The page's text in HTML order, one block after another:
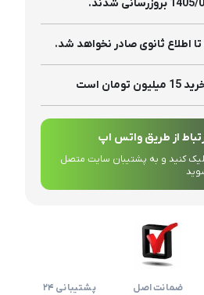
شدند.
اطلاع ثانوی صادر نخواهد شد.
است
از طریق واتس اپ
کنید و به پشتیبان سایت متصل
ضمانت اصل
پشتیبانی 24